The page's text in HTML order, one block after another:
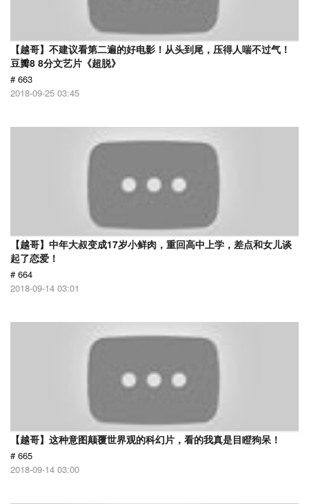
【越哥】不建议看第二遍的好电影！从头到尾，压得人喘不过气！
豆瓣8 8分文艺片《超脱》
# 663
2018-09-25 03:45
【越哥】中年大叔变成17岁小鲜肉，重回高中上学，差点和女儿谈
起了恋爱！
# 664
2018-09-14 03:01
【越哥】这种意图颠覆世界观的科幻片，看的我真是目瞪狗呆！
# 665
2018-09-14 03:00